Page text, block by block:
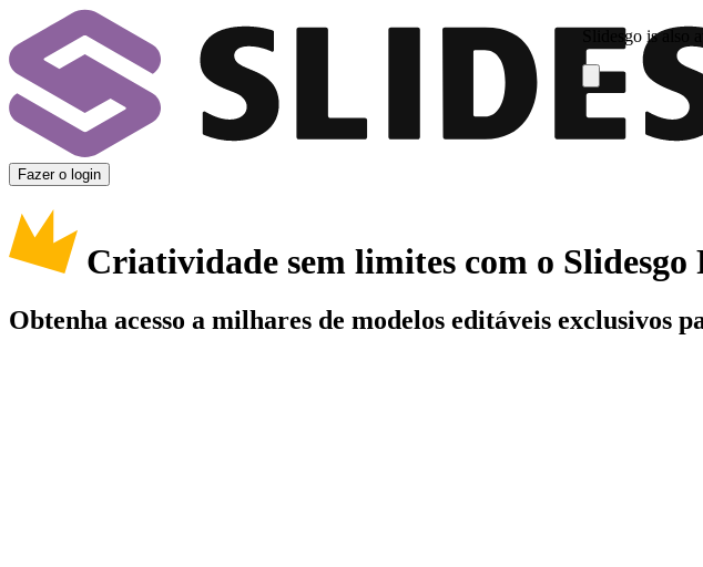
Slidesgo is
Fazer o login
Criatividade sem limites com o Slidesgo
Obtenha acesso a milhares de modelos editáveis